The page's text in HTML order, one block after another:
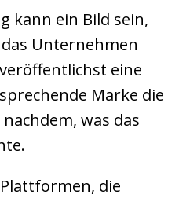
kann ein Bild sein,
Unternehmen
eine
Marke die
was das
die